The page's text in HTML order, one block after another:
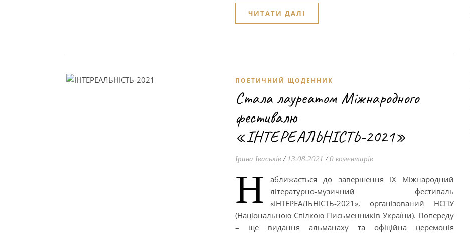
ЧИТАТИ ДАЛІ
ПОЕТИЧНИЙ ЩОДЕННИК
Стала лауреатом Міжнародного
фестивалю
«ІНТЕРЕАЛЬНІСТЬ-2021»
Ірина Іваськів / 13.08.2021 / 0 коментарів
Н
аближається до завершення IX Міжнародний
літературно-музичний фестиваль
«ІНТЕРЕАЛЬНІСТЬ-2021», організований НСПУ
(Національною Спілкою Письменників України). Попереду
– ще видання альманаху та офіційна церемонія